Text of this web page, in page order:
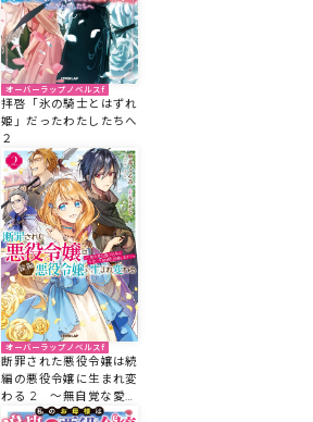
オーバーラップノベルスf
拝啓「氷の騎士とはずれ
姫」だったわたしたちへ
２
オーバーラップノベルスf
断罪された悪役令嬢は続
編の悪役令嬢に生まれ変
わる 2 ～無自覚な愛さ
れ系は今度こそ破滅を回